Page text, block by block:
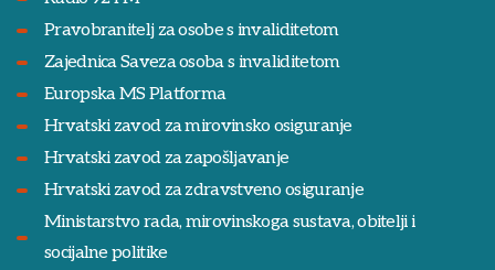
Pravobranitelj za osobe s invaliditetom
Zajednica Saveza osoba s invaliditetom
Europska MS Platforma
Hrvatski zavod za mirovinsko osiguranje
Hrvatski zavod za zapošljavanje
Hrvatski zavod za zdravstveno osiguranje
Ministarstvo rada, mirovinskoga sustava, obitelji i
socijalne politike